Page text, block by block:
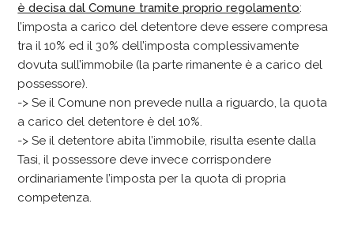
è decisa dal Comune tramite proprio regolamento:
l’imposta a carico del detentore deve essere compresa
tra il 10% ed il 30% dell’imposta complessivamente
dovuta sull’immobile (la parte rimanente è a carico del
possessore).
-> Se il Comune non prevede nulla a riguardo, la quota
a carico del detentore è del 10%.
-> Se il detentore abita l’immobile, risulta esente dalla
Tasi, il possessore deve invece corrispondere
ordinariamente l’imposta per la quota di propria
competenza.